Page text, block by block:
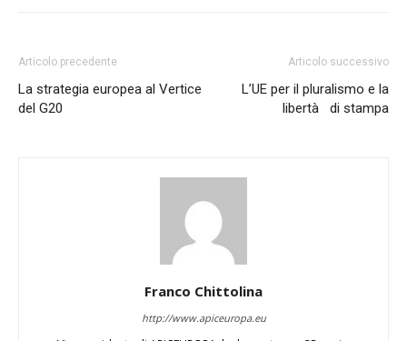
Articolo precedente
La strategia europea al Vertice
del G20
Articolo successivo
L’UE per il pluralismo e la
libertà di stampa
Franco Chittolina
http://www.apiceuropa.eu